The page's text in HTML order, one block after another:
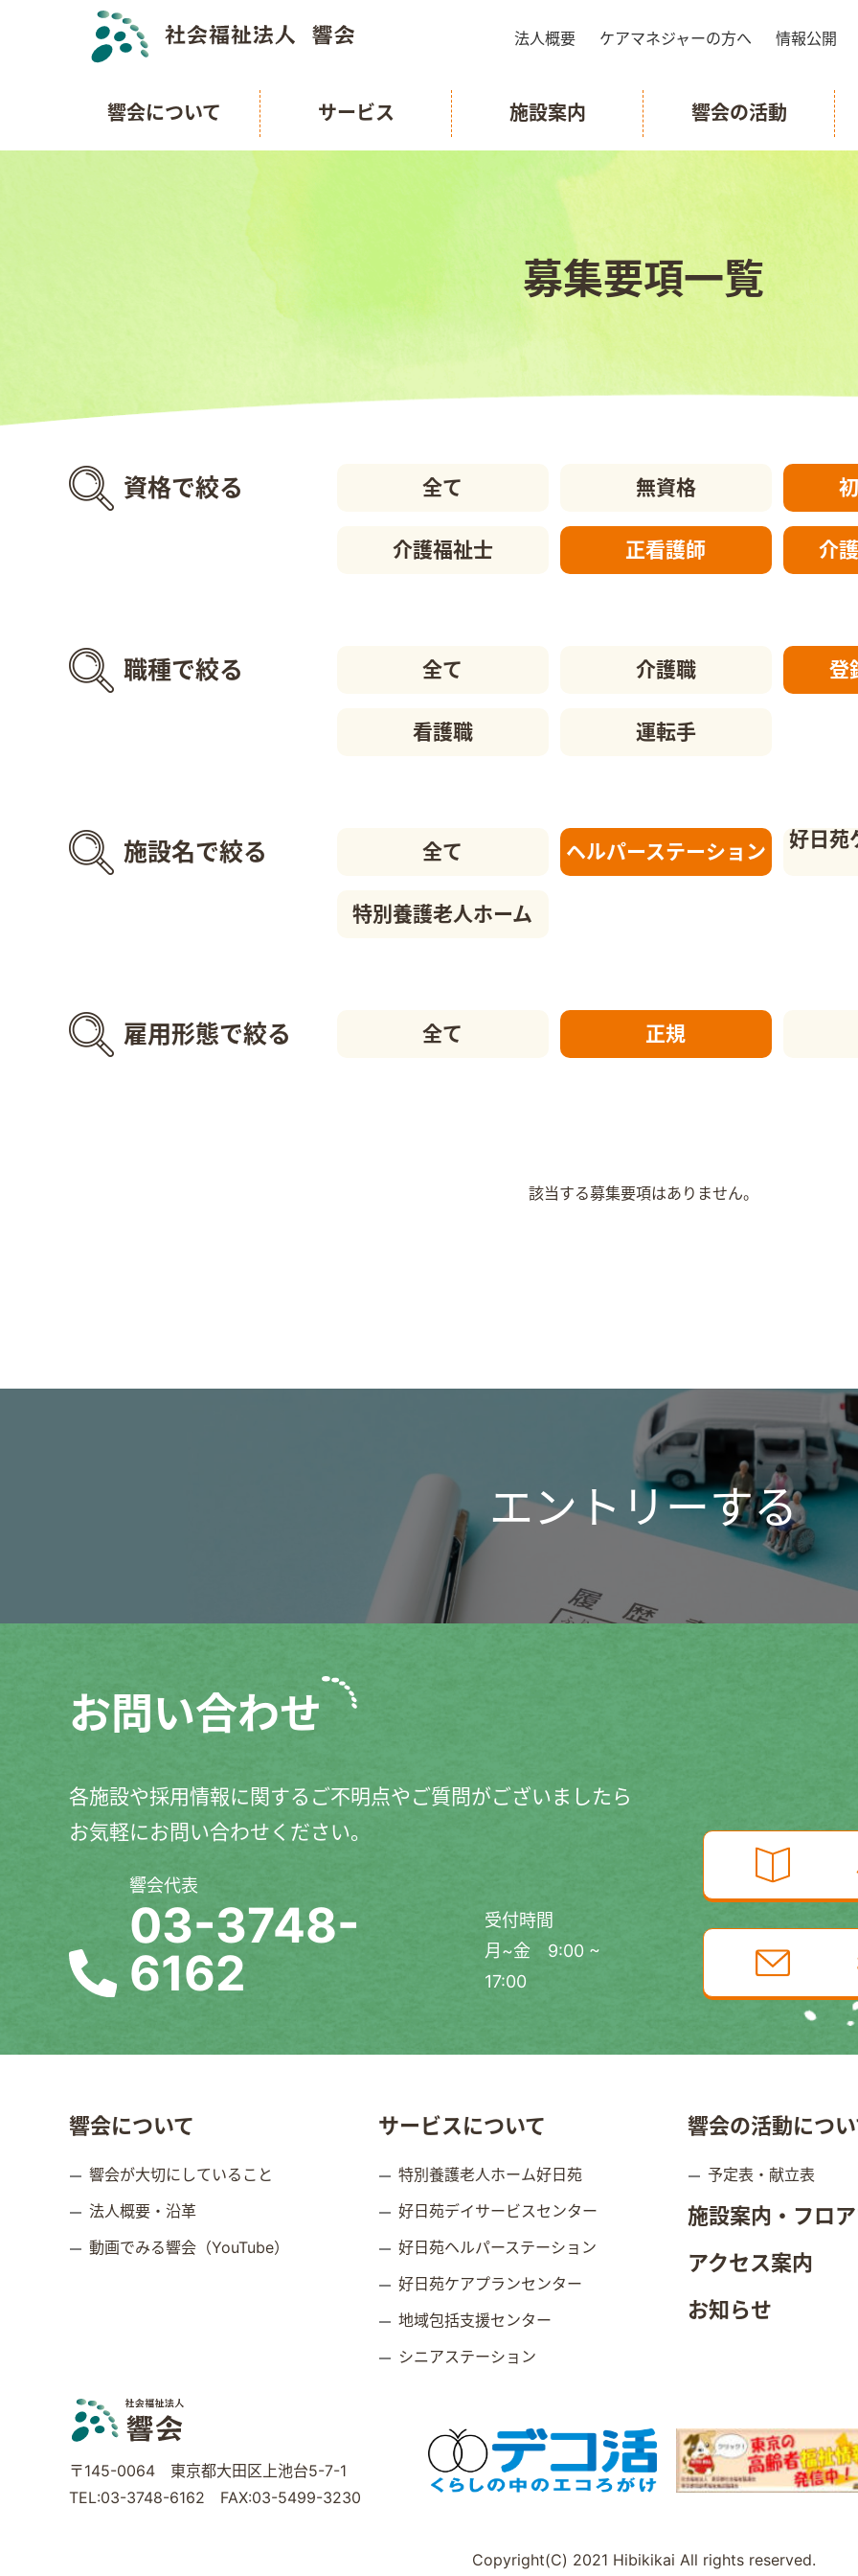
法人概要 ケアマネジャーの方へ 情報公開
響会について サービス 施設案内 響会の活動
募集要項一覧
資格で絞る 全て 無資格
介護福祉士 正看護師 介
職種で絞る 全て 介護職 登
看護職 運転手
施設名で絞る 全て ヘルパーステーション
好日苑
特別養護老人ホーム
雇用形態で絞る 全て 正規
該当する募集要項はありません。
エントリーする
お問い合わせ
各施設や採用情報に関するご不明点やご質問がございましたら
お気軽にお問い合わせください。
響会代表
03-3748-
6162
受付時間
月~金 9:00 ~
17:00
響会について
響会が大切にしていること
法人概要・沿革
動画でみる響会（YouTube）
サービスについて
特別養護老人ホーム好日苑
好日苑デイサービスセンター
好日苑ヘルパーステーション
好日苑ケアプランセンター
地域包括支援センター
シニアステーション
響会の活動につ
予定表・献立表
施設案内・フロ
アクセス案内
お知らせ
〒145-0064 東京都大田区上池台5-7-1
TEL:03-3748-6162 FAX:03-5499-3230
Copyright(C) 2021 Hibikikai All rights reserved.